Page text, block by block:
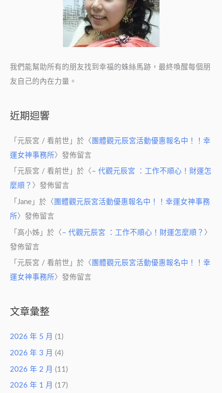
我們能幫助所有的朋友找到幸福的蛛絲馬跡，最終喚醒每個朋
友自己的內在力量。
近期迴響
「 元辰宮 / 看前世 」於〈 團體觀元辰宮活動優惠報名中！！幸
運女神事務所 〉發佈留言
「 元辰宮 / 看前世 」於〈 – 代觀元辰宮 ：工作不順心！財運怎
麼順？ 〉發佈留言
「 Jane 」於〈 團體觀元辰宮活動優惠報名中！！幸運女神事務
所〉發佈留言
「 高小姊 」於〈 – 代觀元辰宮 ：工作不順心！財運怎麼順？ 〉
發佈留言
「 元辰宮 / 看前世 」於〈 團體觀元辰宮活動優惠報名中！！幸
運女神事務所〉發佈留言
文章彙整
2026 年 5 月 (1)
2026 年 3 月 (4)
2026 年 2 月 (11)
2026 年 1 月 (17)